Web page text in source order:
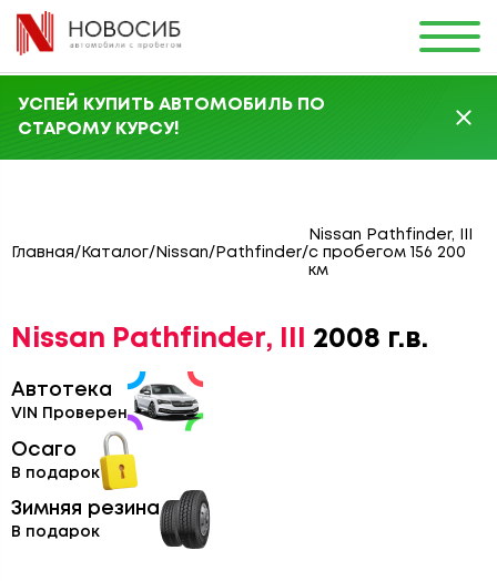
УСПЕЙ КУПИТЬ АВТОМОБИЛЬ ПО
СТАРОМУ КУРСУ!
Главная/ Каталог/ Nissan/ Pathfinder/
Nissan Pathfinder, III
с пробегом 156 200
км
Nissan Pathfinder, III 2008 г.в.
Автотека
VIN Проверен
Осаго
В подарок
Зимняя резина
В подарок